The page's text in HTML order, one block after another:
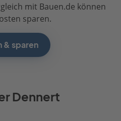
mit Bauen.de können
sparen.
& sparen
Dennert